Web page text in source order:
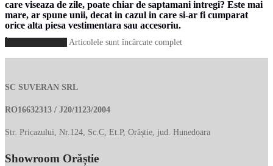
care viseaza de zile, poate chiar de saptamani intregi? Este mai
mare, ar spune unii, decat in cazul in care si-ar fi cumparat
orice alta piesa vestimentara sau accesoriu.
Articolele sunt încărcate complet
SC SUVERAN SRL
RO16632313 / J20/1123/2004
Str. Pricazului, Nr.124, Sc.C, Et.P, Orăștie, jud. Hunedoara
Showroom Orăștie